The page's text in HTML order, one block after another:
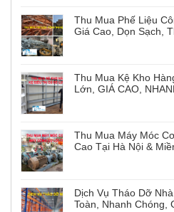
Thu Mua Phế Liệu
Giá Cao, Dọn Sạch,
Thu Mua Kệ Kho
Lớn, GIÁ CAO,
Thu Mua Máy Móc
Cao Tại Hà Nội &
Dịch Vụ Tháo Dỡ
Toàn, Nhanh Chóng,